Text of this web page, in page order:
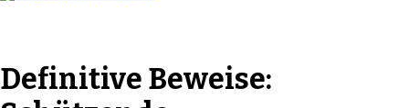
Definitive Beweise: